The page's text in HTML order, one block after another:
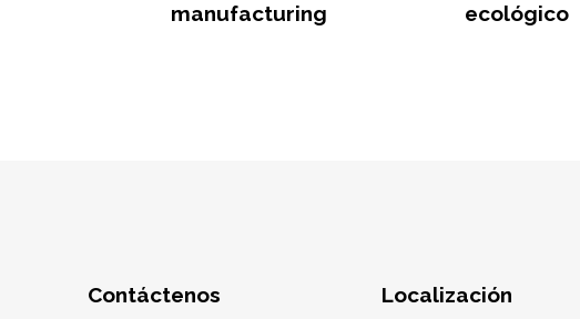
manufacturing
ecológico
Contáctenos Localización